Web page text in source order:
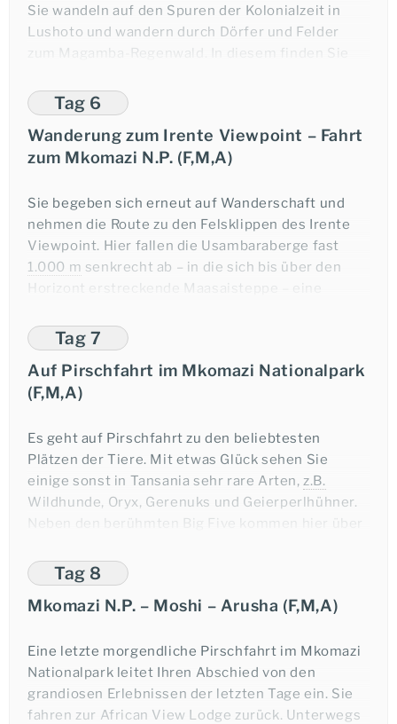
Abendessen und Übernachtung in Lushoto.
Sie wandeln auf den Spuren der Kolonialzeit in
Lushoto und wandern durch Dörfer und Felder
zum Magamba-Regenwald. In diesem finden Sie
malerischen Baumfarnen und anderen kleinen,
versteckten Naturwundern, wie die in der Region
zahlreich vorkommenden Chamäleons.
Tag 6
Wanderung zum Irente Viewpoint – Fahrt
zum Mkomazi N.P. (F,M,A)
Sie begeben sich erneut auf Wanderschaft und
nehmen die Route zu den Felsklippen des Irente
Viewpoint. Hier fallen die Usambaraberge fast
1.000 m senkrecht ab – in die sich bis über den
Horizont erstreckende Maasaisteppe – eine
weiter zum noch wenig bekannten Mkomazi
Nationalpark, der die „Big Five“ beherbergt und
eine spektakuläre Landschaft bietet.
Nationalpark.
Tag 7
Auf Pirschfahrt im Mkomazi Nationalpark
(F,M,A)
Es geht auf Pirschfahrt zu den beliebtesten
Plätzen der Tiere. Mit etwas Glück sehen Sie
einige sonst in Tansania sehr rare Arten,z.B.
Wildhunde, Oryx, Gerenuks und Geierperlhühner.
Neben den berühmten Big Five kommen hier über
der Besuch des Nashorn-Schutzgebietes in
Mkomazi, das erst vor kurzem der Öffentlichkeit
zugänglich gemacht wurde. Sie haben die seltene
nächster Nähe zu erleben. In der benachbarten
Wildhund–Aufzuchtstation werden die
faszinierenden und stark bedrohten Jäger auf ihre
Auswilderung vorbereitet.
Tag 8
Mkomazi N.P. – Moshi – Arusha (F,M,A)
Eine letzte morgendliche Pirschfahrt im Mkomazi
Nationalpark leitet Ihren Abschied von den
grandiosen Erlebnissen der letzten Tage ein. Sie
fahren zur African View Lodge zurück. Unterwegs
Ihre Reiseexpertin: Ramona Gack
Anfrage-Formular
Telefonischer Kontakt